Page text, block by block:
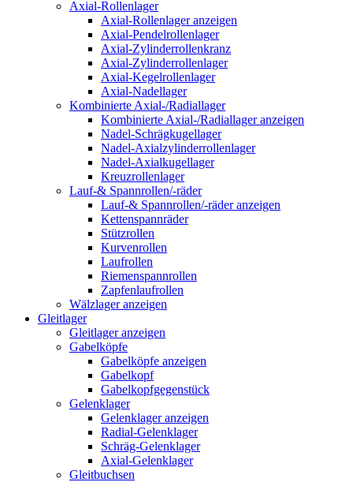
Axial-Rollenlager
Axial-Rollenlager anzeigen
Axial-Pendelrollenlager
Axial-Zylinderrollenkranz
Axial-Zylinderrollenlager
Axial-Kegelrollenlager
Axial-Nadellager
Kombinierte Axial-/Radiallager
Kombinierte Axial-/Radiallager anzeigen
Nadel-Schrägkugellager
Nadel-Axialzylinderrollenlager
Nadel-Axialkugellager
Kreuzrollenlager
Lauf-& Spannrollen/-räder
Lauf-& Spannrollen/-räder anzeigen
Kettenspannräder
Stützrollen
Kurvenrollen
Laufrollen
Riemenspannrollen
Zapfenlaufrollen
Wälzlager anzeigen
Gleitlager
Gleitlager anzeigen
Gabelköpfe
Gabelköpfe anzeigen
Gabelkopf
Gabelkopfgegenstück
Gelenklager
Gelenklager anzeigen
Radial-Gelenklager
Schräg-Gelenklager
Axial-Gelenklager
Gleitbuchsen